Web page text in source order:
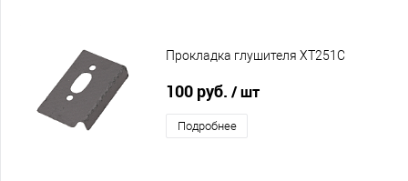
Прокладка глушителя XT251C
100 руб. / шт
Подробнее